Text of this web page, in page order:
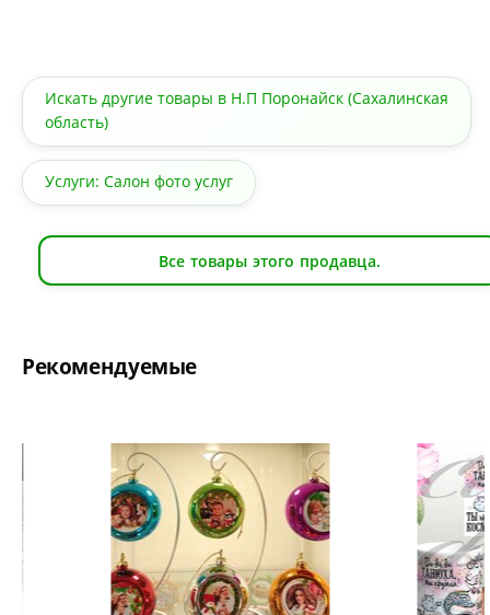
Искать другие товары в Н.П Поронайск (Сахалинская
область)
Услуги: Салон фото услуг
Все товары этого продавца.
Рекомендуемые